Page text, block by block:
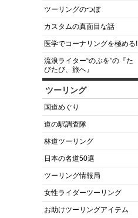
ツーリングのつぼ
カスタムの真面目な話
医学でコーナリングを極める!
流浪ライター“のぶを”の『た
びたび、旅へ』
ツーリング
国道めぐり
道の駅調査隊
林道ツーリング
日本の名道50選
ツーリング情報局
女性ライダーツーリング
お助けツーリングアイテム